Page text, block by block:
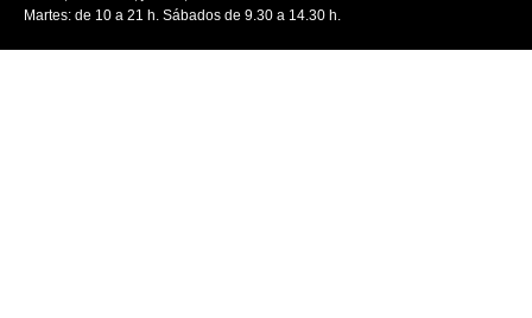
Martes: de 10 a 21 h. Sábados de 9.30 a 14.30 h.